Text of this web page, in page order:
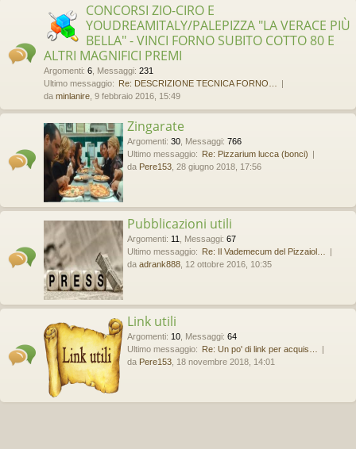
CONCORSI ZIO-CIRO E
YOUDREAMITALY/PALEPIZZA "LA VERACE PIÙ
BELLA" - VINCI FORNO SUBITO COTTO 80 E
ALTRI MAGNIFICI PREMI
Argomenti: 6 Messaggi: 231
Ultimo messaggio: Re: DESCRIZIONE TECNICA FORNO…
da minlanire , 9 febbraio 2016, 15:49
Zingarate
Argomenti: 30 Messaggi: 766
Ultimo messaggio: Re: Pizzarium lucca (bonci)
da Pere153 , 28 giugno 2018, 17:56
Pubblicazioni utili
Argomenti: 11 Messaggi: 67
Ultimo messaggio: Re: Il Vademecum del Pizzaiol…
da adrank888 , 12 ottobre 2016, 10:35
Link utili
Argomenti: 10 Messaggi: 64
Ultimo messaggio: Re: Un po' di link per acquis…
da Pere153 , 18 novembre 2018, 14:01